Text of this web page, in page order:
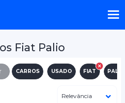
Fiat Palio
CARROS USADO FIAT PALIO